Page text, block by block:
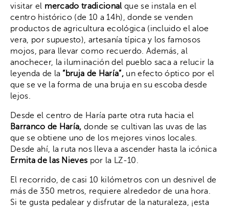
visitar el mercado tradicionalque se instala en el
centro histórico (de 10 a 14h), donde se venden
productos de agricultura ecológica (incluido el aloe
vera, por supuesto), artesanía típica y los famosos
mojos, para llevar como recuerdo. Además, al
anochecer, la iluminación del pueblo saca a relucir la
leyenda de la “bruja de Haría”, un efecto óptico por el
que se ve la forma de una bruja en su escoba desde
lejos.
Desde el centro de Haría parte otra ruta hacia el
Barranco de Haría, donde se cultivan las uvas de las
que se obtiene uno de los mejores vinos locales.
Desde ahí, la ruta nos lleva a ascender hasta la icónica
Ermita de las Nieves por la LZ-10.
El recorrido, de casi 10 kilómetros con un desnivel de
más de 350 metros, requiere alrededor de una hora.
Si te gusta pedalear y disfrutar de la naturaleza, ¡esta